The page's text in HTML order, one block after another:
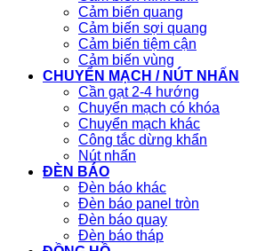
Cảm biến quang
Cảm biến sợi quang
Cảm biến tiệm cận
Cảm biến vùng
CHUYỂN MẠCH / NÚT NHẤN
Cần gạt 2-4 hướng
Chuyển mạch có khóa
Chuyển mạch khác
Công tắc dừng khẩn
Nút nhấn
ĐÈN BÁO
Đèn báo khác
Đèn báo panel tròn
Đèn báo quay
Đèn báo tháp